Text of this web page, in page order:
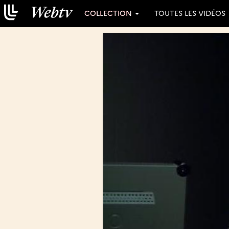
COLLECTION TOUTES LES VIDÉOS